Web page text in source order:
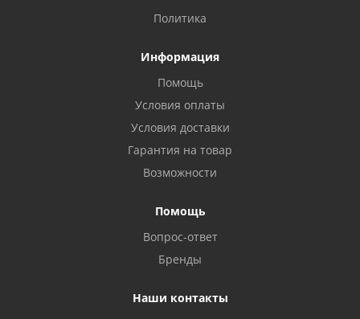
Политика
Информация
Помощь
Условия оплаты
Условия доставки
Гарантия на товар
Возможности
Помощь
Вопрос-ответ
Бренды
Наши контакты